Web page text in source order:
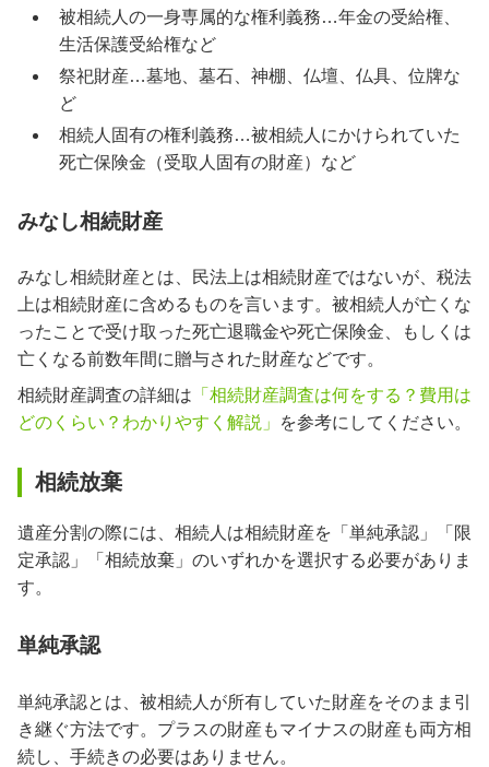
被相続人の一身専属的な権利義務…年金の受給権、
生活保護受給権など
祭祀財産…墓地、墓石、神棚、仏壇、仏具、位牌な
ど
相続人固有の権利義務…被相続人にかけられていた
死亡保険金（受取人固有の財産）など
みなし相続財産
みなし相続財産とは、民法上は相続財産ではないが、税法
上は相続財産に含めるものを言います。被相続人が亡くな
ったことで受け取った死亡退職金や死亡保険金、もしくは
亡くなる前数年間に贈与された財産などです。
相続財産調査の詳細は 「相続財産調査は何をする？費用は
どのくらい？わかりやすく解説」
を参考にしてください。
相続放棄
遺産分割の際には、相続人は相続財産を「単純承認」「限
定承認」「相続放棄」のいずれかを選択する必要がありま
す。
単純承認
単純承認とは、被相続人が所有していた財産をそのまま引
き継ぐ方法です。プラスの財産もマイナスの財産も両方相
続し、手続きの必要はありません。